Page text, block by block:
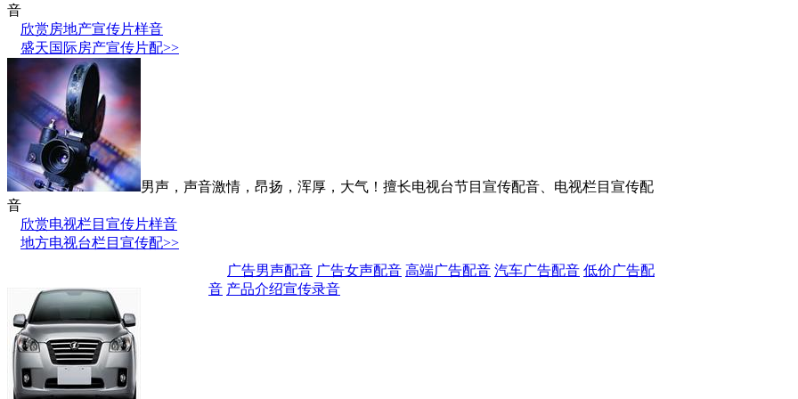
音
欣赏房地产宣传片样音
盛天国际房产宣传片配>>
男声，声音激情，昂扬，浑厚，大气！擅长电视台节目宣传配音、电视栏目宣传配
音
欣赏电视栏目宣传片样音
地方电视台栏目宣传配>>
广告男声配音 广告女声配音 高端广告配音 汽车广告配音 低价广告配
音 产品介绍宣传录音